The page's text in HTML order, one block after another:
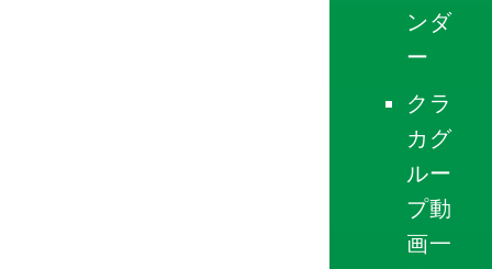
ンダ
ー
クラ
カグ
ルー
プ動
画一